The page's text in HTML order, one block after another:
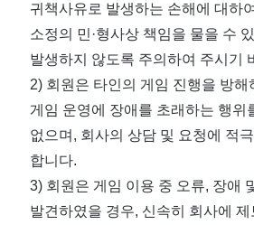
귀책사유로 발생하는 손해에 대하
소정의 민·형사상 책임을 물을 수
발생하지 않도록 주의하여 주시기
2) 회원은 타인의 게임 진행을 방
게임 운영에 장애를 초래하는 행위
없으며 , 회사의 상담 및 요청에 적
합니다.
3) 회원은 게임 이용 중 오류, 장애
발견하였을 경우, 신속히 회사에 제